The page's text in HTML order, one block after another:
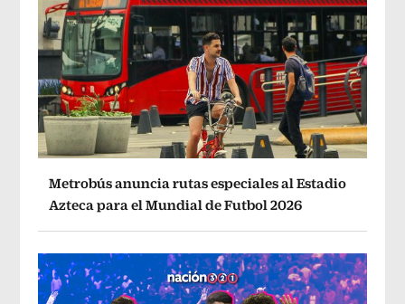
Metrobús anuncia rutas especiales al Estadio
Azteca para el Mundial de Futbol 2026